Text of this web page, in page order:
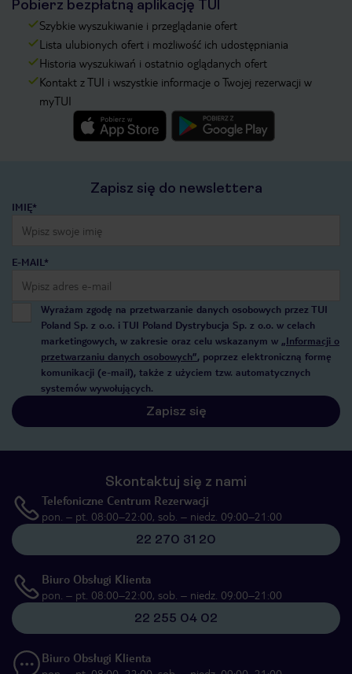
Pobierz bezpłatną aplikację TUI
Szybkie wyszukiwanie i przeglądanie ofert
Lista ulubionych ofert i możliwość ich udostępniania
Historia wyszukiwań i ostatnio oglądanych ofert
Kontakt z TUI i wszystkie informacje o Twojej rezerwacji w
myTUI
Zapisz się do newslettera
IMIĘ*
E-MAIL*
Wyrażam zgodę na przetwarzanie danych osobowych przez TUI
Poland Sp. z o.o. i TUI Poland Dystrybucja Sp. z o.o. w celach
marketingowych, w zakresie oraz celu wskazanym w „Informacji o
przetwarzaniu danych osobowych”, poprzez elektroniczną formę
komunikacji (e-mail), także z użyciem tzw. automatycznych
systemów wywołujących.
Zapisz się
Skontaktuj się z nami
Telefoniczne Centrum Rezerwacji
pon. – pt. 08:00–22:00, sob. – niedz. 09:00–21:00
22 270 31 20
Biuro Obsługi Klienta
pon. – pt. 08:00–22:00, sob. – niedz. 09:00–21:00
22 255 04 02
Biuro Obsługi Klienta